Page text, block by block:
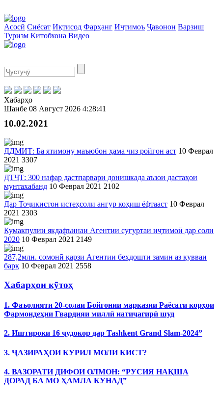
Асосӣ Сиёсат Иқтисод Фарҳанг Иҷтимоъ Ҷавонон Варзиш
Туризм Китобхона Видео
Хабарҳо
Шанбе 08 Август 2026 4:28:41
10.02.2021
ДДМИТ: Ба ятимону маъюбон ҳама чиз ройгон аст 10 Феврал
2021 3307
ДТҶТ: 300 нафар дастпарвари донишкада аъзои дастаҳои
мунтахабанд 10 Феврал 2021 2102
Дар Тоҷикистон истеҳсоли ангур коҳиш ёфтааст 10 Феврал
2021 2303
Кумакпулии якдафъинаи Агентии суғуртаи иҷтимоӣ дар соли
2020 10 Феврал 2021 2149
287,2млн. сомонӣ қарзи Агентии беҳдошти замин аз қувваи
барқ 10 Феврал 2021 2558
Хабарҳои кӯтоҳ
1. Фаъолияти 20-солаи Бойгонии марказии Раёсати корҳои
Фармондеҳии Гвардияи миллӣ натиҷагирӣ шуд
2. Иштироки 16 ҷудокор дар Tashkent Grand Slam-2024”
3. ҶАЗИРАҲОИ КУРИЛ МОЛИ КИСТ?
4. ВАЗОРАТИ ДИФОИ ОЛМОН: “РУСИЯ НАҚША
ДОРАД БА МО ҲАМЛА КУНАД”